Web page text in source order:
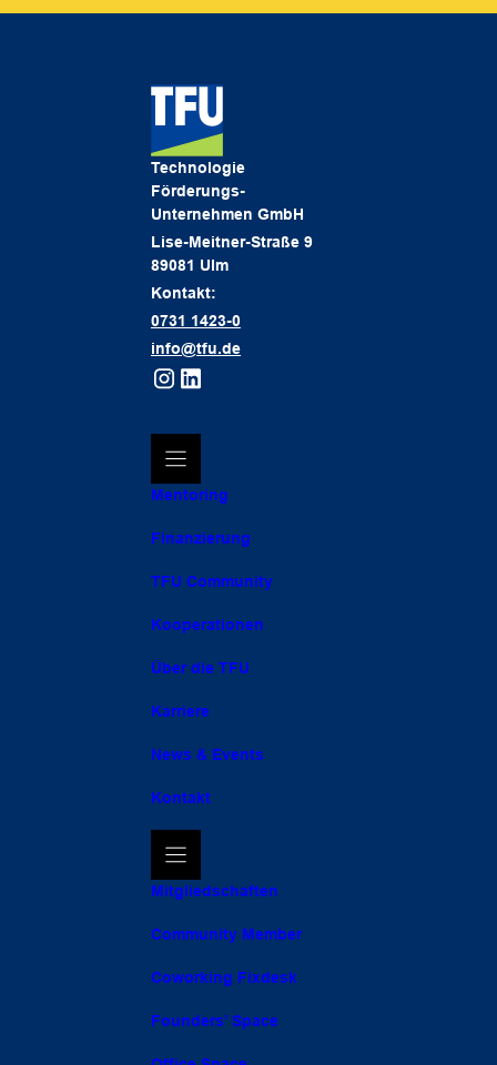
Technologie
Förderungs-
Unternehmen GmbH
Lise-Meitner-Straße 9
89081 Ulm
Kontakt:
0731 1423-0
info@tfu.de
Mentoring
Finanzierung
TFU Community
Kooperationen
Über die TFU
Karriere
News & Events
Kontakt
Mitgliedschaften
Community Member
Coworking Fixdesk
Founders’ Space